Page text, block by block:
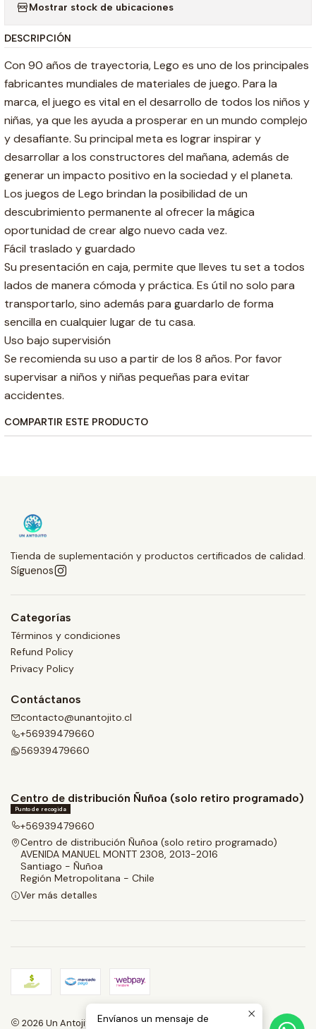
Mostrar stock de ubicaciones
DESCRIPCIÓN
Con 90 años de trayectoria, Lego es uno de los principales
fabricantes mundiales de materiales de juego. Para la
marca, el juego es vital en el desarrollo de todos los niños y
niñas, ya que les ayuda a prosperar en un mundo complejo
y desafiante. Su principal meta es lograr inspirar y
desarrollar a los constructores del mañana, además de
generar un impacto positivo en la sociedad y el planeta.
Los juegos de Lego brindan la posibilidad de un
descubrimiento permanente al ofrecer la mágica
oportunidad de crear algo nuevo cada vez.
Fácil traslado y guardado
Su presentación en caja, permite que lleves tu set a todos
lados de manera cómoda y práctica. Es útil no solo para
transportarlo, sino además para guardarlo de forma
sencilla en cualquier lugar de tu casa.
Uso bajo supervisión
Se recomienda su uso a partir de los 8 años. Por favor
supervisar a niños y niñas pequeñas para evitar
accidentes.
COMPARTIR ESTE PRODUCTO
Tienda de suplementación y productos certificados de calidad.
Síguenos
Categorías
Términos y condiciones
Refund Policy
Privacy Policy
Contáctanos
contacto@unantojito.cl
+56939479660
56939479660
Centro de distribución Ñuñoa (solo retiro programado)
Punto de recogida
+56939479660
Centro de distribución Ñuñoa (solo retiro programado)
AVENIDA MANUEL MONTT 2308, 2013-2016
Santiago - Ñuñoa
Región Metropolitana - Chile
Ver más detalles
2026 Un Antojito.
Envíanos un mensaje de